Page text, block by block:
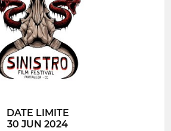
DATE LIMITE
30 JUN 2024